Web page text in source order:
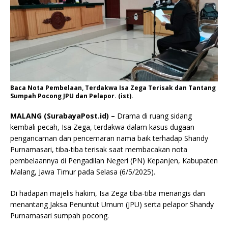
Baca Nota Pembelaan, Terdakwa Isa Zega Terisak dan Tantang
Sumpah Pocong JPU dan Pelapor. (ist).
MALANG (SurabayaPost.id) – Drama di ruang sidang
kembali pecah, Isa Zega, terdakwa dalam kasus dugaan
pengancaman dan pencemaran nama baik terhadap Shandy
Purnamasari, tiba-tiba terisak saat membacakan nota
pembelaannya di Pengadilan Negeri (PN) Kepanjen, Kabupaten
Malang, Jawa Timur pada Selasa (6/5/2025).
Di hadapan majelis hakim, Isa Zega tiba-tiba menangis dan
menantang Jaksa Penuntut Umum (JPU) serta pelapor Shandy
Purnamasari sumpah pocong.